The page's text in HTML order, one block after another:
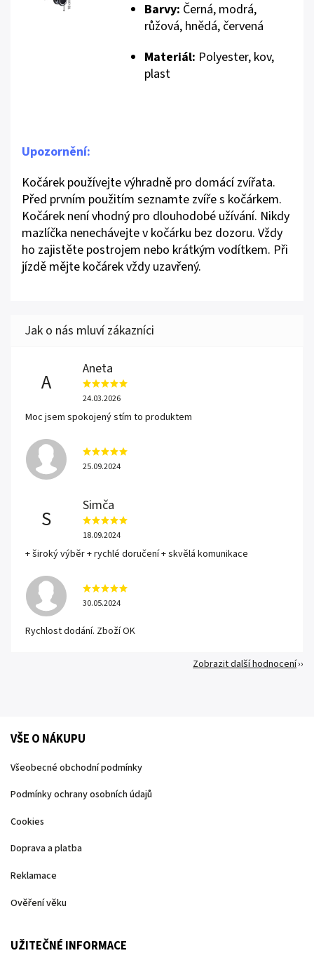
Barvy: Černá, modrá,
růžová, hnědá, červená
Materiál: Polyester, kov,
plast
Upozornění:
Kočárek používejte výhradně pro domácí zvířata.
Před prvním použitím seznamte zvíře s kočárkem.
Kočárek není vhodný pro dlouhodobé užívání. Nikdy
mazlíčka nenechávejte v kočárku bez dozoru. Vždy
ho zajistěte postrojem nebo krátkým vodítkem. Při
jízdě mějte kočárek vždy uzavřený.
A
Aneta
24.03.2026
Moc jsem spokojený stím to produktem
25.09.2024
S
Simča
18.09.2024
+ široký výběr + rychlé doručení + skvělá komunikace
30.05.2024
Rychlost dodání. Zboží OK
Zobrazit další hodnocení
VŠE O NÁKUPU
Všeobecné obchodní podmínky
Podmínky ochrany osobních údajů
Cookies
Doprava a platba
Reklamace
Ověření věku
UŽITEČNÉ INFORMACE